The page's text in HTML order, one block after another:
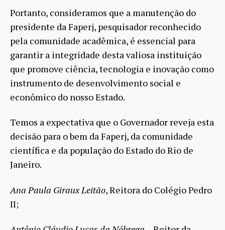
Portanto, consideramos que a manutenção do
presidente da Faperj, pesquisador reconhecido
pela comunidade acadêmica, é essencial para
garantir a integridade desta valiosa instituição
que promove ciência, tecnologia e inovação como
instrumento de desenvolvimento social e
econômico do nosso Estado.
Temos a expectativa que o Governador reveja esta
decisão para o bem da Faperj, da comunidade
científica e da população do Estado do Rio de
Janeiro.
Ana Paula Giraux Leitão, Reitora do Colégio Pedro
II;